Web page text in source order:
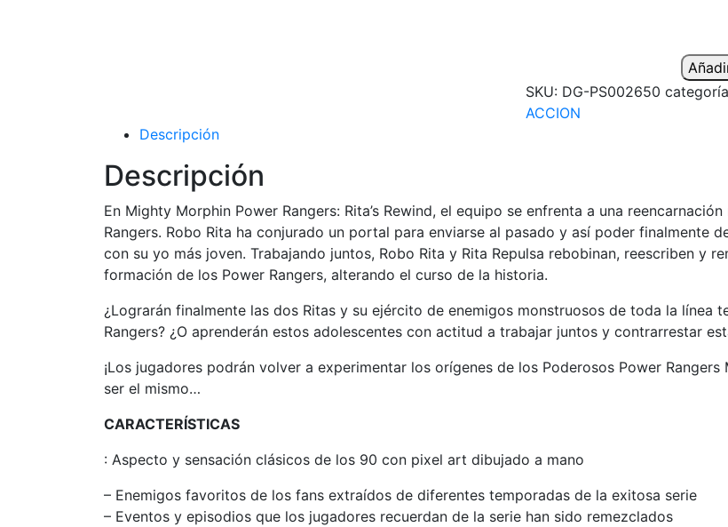
SKU: DG-PS002650
ACCION
Descripción
Descripción
En Mighty Morphin Power Rangers: Rita’s Rewind, el equipo se enfrenta a una
Rangers. Robo Rita ha conjurado un portal para enviarse al pasado y así poder finalmente
con su yo más joven. Trabajando juntos, Robo Rita y Rita Repulsa rebobinan, reescriben y
formación de los Power Rangers, alterando el curso de la historia.
¿Lograrán finalmente las dos Ritas y su ejército de enemigos monstruosos de toda la línea
Rangers? ¿O aprenderán estos adolescentes con actitud a trabajar juntos y contrarrestar
¡Los jugadores podrán volver a experimentar los orígenes de los Poderosos Power
ser el mismo…
CARACTERÍSTICAS
: Aspecto y sensación clásicos de los 90 con pixel art dibujado a mano
– Enemigos favoritos de los fans extraídos de diferentes temporadas de la exitosa serie
– Eventos y episodios que los jugadores recuerdan de la serie han sido remezclados